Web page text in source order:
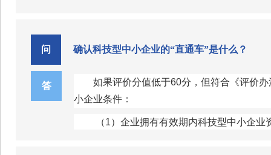
问 确认科技型中小企业的“直通车”是什么？
答
如果评价分值低于60分，但符合《评价
小企业条件：
（1）企业拥有有效期内科技型中小企业